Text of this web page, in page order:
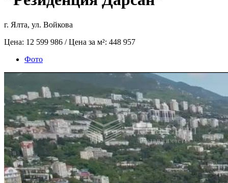
г. Ялта, ул. Войкова
Цена: 12 599 986 / Цена за м²: 448 957
Фото